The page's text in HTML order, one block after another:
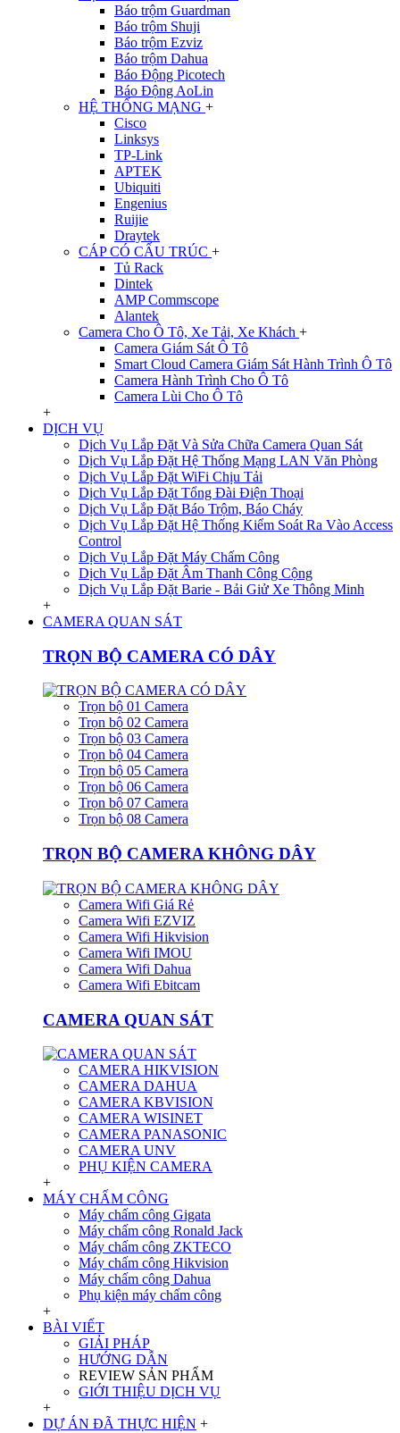
Báo trộm Guardman
Báo trộm Shuji
Báo trộm Ezviz
Báo trộm Dahua
Báo Động Picotech
Báo Động AoLin
HỆ THỐNG MẠNG +
Cisco
Linksys
TP-Link
APTEK
Ubiquiti
Engenius
Ruijie
Draytek
CÁP CÓ CẤU TRÚC +
Tủ Rack
Dintek
AMP Commscope
Alantek
Camera Cho Ô Tô, Xe Tải, Xe Khách +
Camera Giám Sát Ô Tô
Smart Cloud Camera Giám Sát Hành Trình Ô Tô
Camera Hành Trình Cho Ô Tô
Camera Lùi Cho Ô Tô
+
DỊCH VỤ
Dịch Vụ Lắp Đặt Và Sửa Chữa Camera Quan Sát
Dịch Vụ Lắp Đặt Hệ Thống Mạng LAN Văn Phòng
Dịch Vụ Lắp Đặt WiFi Chịu Tải
Dịch Vụ Lắp Đặt Tổng Đài Điện Thoại
Dịch Vụ Lắp Đặt Báo Trộm, Báo Cháy
Dịch Vụ Lắp Đặt Hệ Thống Kiểm Soát Ra Vào Access
Control
Dịch Vụ Lắp Đặt Máy Chấm Công
Dịch Vụ Lắp Đặt Âm Thanh Công Cộng
Dịch Vụ Lắp Đặt Barie - Bải Giử Xe Thông Minh
+
CAMERA QUAN SÁT
TRỌN BỘ CAMERA CÓ DÂY
Trọn bộ 01 Camera
Trọn bộ 02 Camera
Trọn bộ 03 Camera
Trọn bộ 04 Camera
Trọn bộ 05 Camera
Trọn bộ 06 Camera
Trọn bộ 07 Camera
Trọn bộ 08 Camera
TRỌN BỘ CAMERA KHÔNG DÂY
Camera Wifi Giá Rẻ
Camera Wifi EZVIZ
Camera Wifi Hikvision
Camera Wifi IMOU
Camera Wifi Dahua
Camera Wifi Ebitcam
CAMERA QUAN SÁT
CAMERA HIKVISION
CAMERA DAHUA
CAMERA KBVISION
CAMERA WISINET
CAMERA PANASONIC
CAMERA UNV
PHỤ KIỆN CAMERA
+
MÁY CHẤM CÔNG
Máy chấm công Gigata
Máy chấm công Ronald Jack
Máy chấm công ZKTECO
Máy chấm công Hikvision
Máy chấm công Dahua
Phụ kiện máy chấm công
+
BÀI VIẾT
GIẢI PHÁP
HƯỚNG DẪN
REVIEW SẢN PHẨM
GIỚI THIỆU DỊCH VỤ
+
DỰ ÁN ĐÃ THỰC HIỆN +